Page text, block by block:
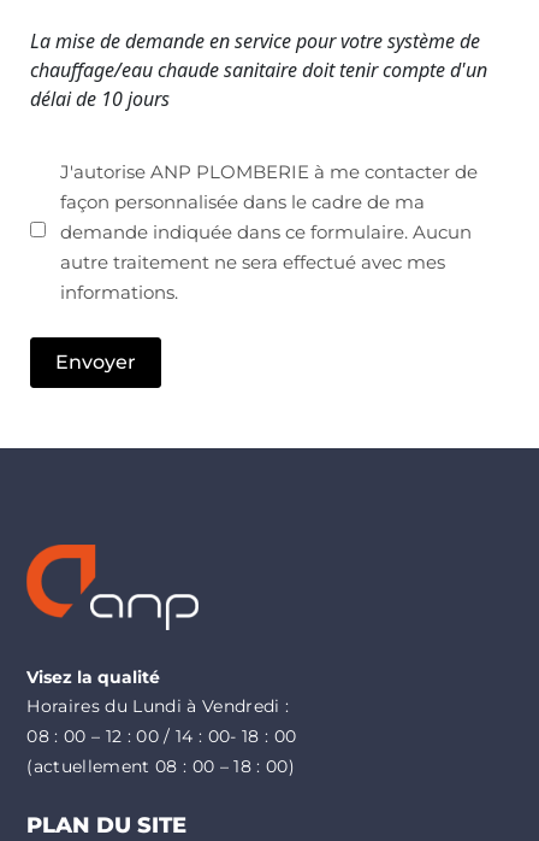
La mise de demande en service pour votre système de
chauffage/eau chaude sanitaire doit tenir compte d'un
délai de 10 jours
J'autorise ANP PLOMBERIE à me contacter de
façon personnalisée dans le cadre de ma
demande indiquée dans ce formulaire. Aucun
autre traitement ne sera effectué avec mes
informations.
Envoyer
Visez la qualité
Horaires du Lundi à Vendredi :
08 : 00 – 12 : 00 / 14 : 00- 18 : 00
(actuellement 08 : 00 – 18 : 00)
PLAN DU SITE